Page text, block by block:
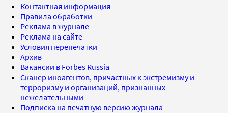
Контактная информация
Правила обработки
Реклама в журнале
Реклама на сайте
Условия перепечатки
Архив
Вакансии в Forbes Russia
Сканер иноагентов, причастных к экстремизму и
терроризму и организаций, признанных
нежелательными
Подписка на печатную версию журнала